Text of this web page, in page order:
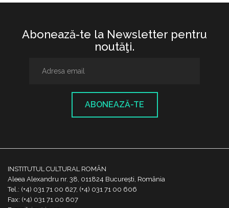
Abonează-te la Newsletter pentru
noutăţi.
ABONEAZĂ-TE
INSTITUTUL CULTURAL ROMÂN
Aleea Alexandru nr. 38, 011824 București, România
Tel.: (+4) 031 71 00 627, (+4) 031 71 00 606
Fax: (+4) 031 71 00 607